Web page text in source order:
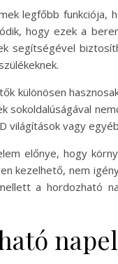
legfőbb funkciója,
hogy ezek a
segítségével
különösen
sokoldalúságával
világítások vagy
előnye, hogy
kezelhető, nem
a hordozható